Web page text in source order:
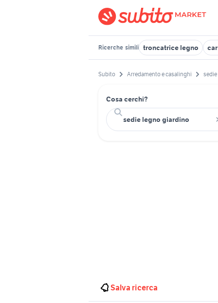
Ricerche simili troncatrice legno
Subito Arredamento e casalinghi
Cosa cerchi?
Salva ricerca